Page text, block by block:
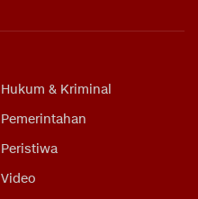
Hukum & Kriminal
Pemerintahan
Peristiwa
Video